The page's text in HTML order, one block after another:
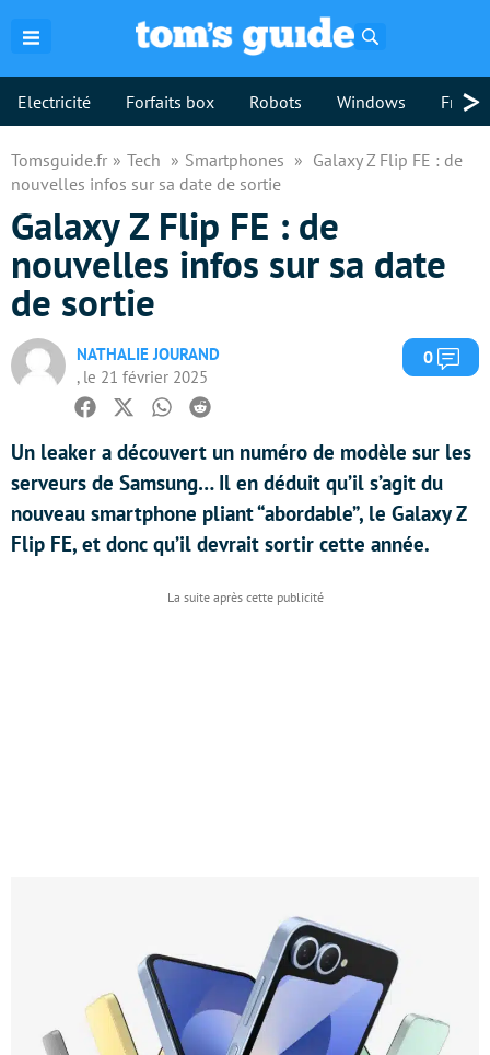
Electricité Forfaits box Robots Windows >
Tomsguide.fr Tech Smartphones
Galaxy Z Flip FE : de
nouvelles infos sur sa date de sortie
Galaxy Z Flip FE : de
nouvelles infos sur sa date
de sortie
NATHALIE JOURAND
, le 21 février 2025
0
Facebook
TwitterWhatsapp
Reddit
Un leaker a découvert un numéro de modèle sur les
serveurs de Samsung… Il en déduit qu’il s’agit du
nouveau smartphone pliant “abordable”, le Galaxy Z
Flip FE, et donc qu’il devrait sortir cette année.